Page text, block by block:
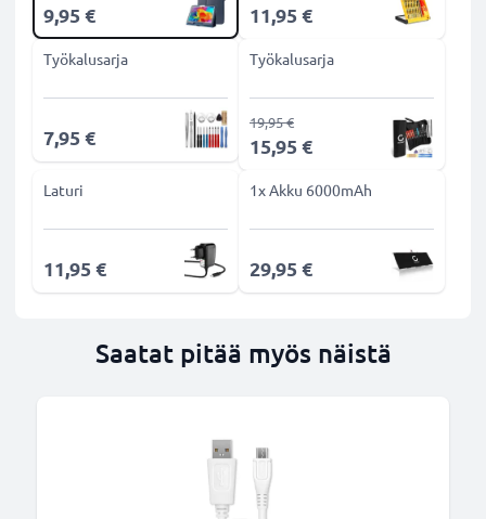
9,95 € 11,95 €
Työkalusarja
7,95 €
Työkalusarja
15,95 €
19,95 €
Laturi
11,95 €
1x Akku 6000mAh
29,95 €
Saatat pitää myös näistä